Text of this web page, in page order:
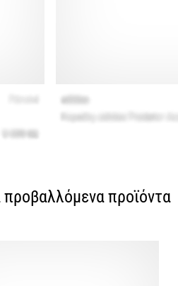
προϊόντα